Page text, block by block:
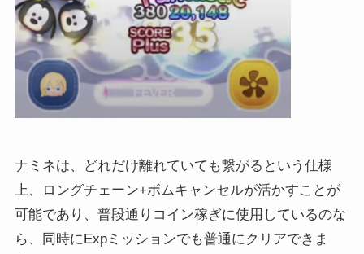
ナミネは、どれだけ離れていても繋がるという仕様
上、ロングチェーン+ボムキャンセルが活かすことが
可能であり、普段通りコイン稼ぎに使用しているのな
ら、同時にExpミッションでも普通にクリアできま